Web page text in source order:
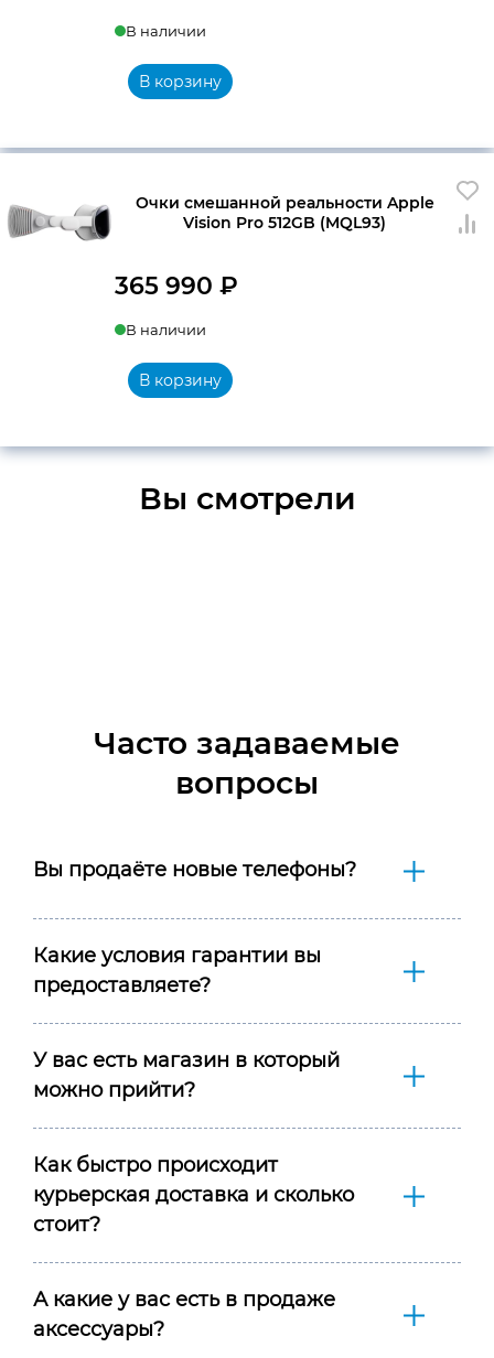
В наличии
В корзину
Очки смешанной реальности Apple
Vision Pro 512GB (MQL93)
365 990 ₽
В наличии
В корзину
Вы смотрели
Часто задаваемые
вопросы
Вы продаёте новые телефоны?
Какие условия гарантии вы
предоставляете?
У вас есть магазин в который
можно прийти?
Как быстро происходит
курьерская доставка и сколько
стоит?
А какие у вас есть в продаже
аксессуары?